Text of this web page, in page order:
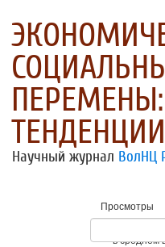
Научный журнал ВолНЦ
Просмотры
Посетители
* - в среднем